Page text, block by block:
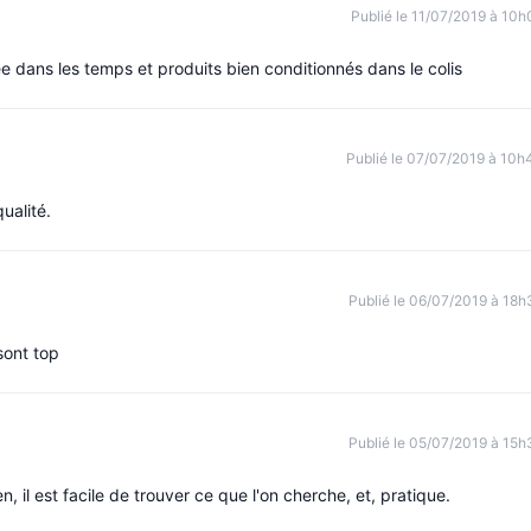
Publié le 11/07/2019 à
dans les temps et produits bien conditionnés dans le colis
Publié le 07/07/2019 à
Publié le 06/07/2019 à
top
Publié le 05/07/2019 à
il est facile de trouver ce que l'on cherche, et, pratique.